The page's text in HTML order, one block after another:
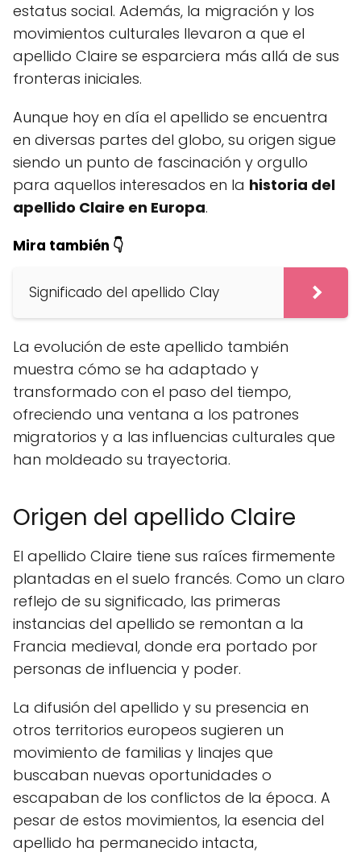
estatus social. Además, la migración y los
movimientos culturales llevaron a que el
apellido Claire se esparciera más allá de sus
fronteras iniciales.
Aunque hoy en día el apellido se encuentra
en diversas partes del globo, su origen sigue
siendo un punto de fascinación y orgullo
para aquellos interesados en la historia del
apellido Claire en Europa.
Mira también 👇
Significado del apellido Clay
La evolución de este apellido también
muestra cómo se ha adaptado y
transformado con el paso del tiempo,
ofreciendo una ventana a los patrones
migratorios y a las influencias culturales que
han moldeado su trayectoria.
Origen del apellido Claire
El apellido Claire tiene sus raíces firmemente
plantadas en el suelo francés. Como un claro
reflejo de su significado, las primeras
instancias del apellido se remontan a la
Francia medieval, donde era portado por
personas de influencia y poder.
La difusión del apellido y su presencia en
otros territorios europeos sugieren un
movimiento de familias y linajes que
buscaban nuevas oportunidades o
escapaban de los conflictos de la época. A
pesar de estos movimientos, la esencia del
apellido ha permanecido intacta,